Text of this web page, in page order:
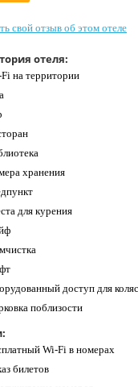
свой отзыв об этом отеле
отеля:
на территории
хранения
для курения
доступ для
поблизости
Wi-Fi в номерах
билетов